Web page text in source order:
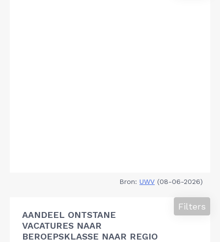
Bron: UWV (08-06-2026)
AANDEEL ONTSTANE
VACATURES NAAR
BEROEPSKLASSE NAAR REGIO
Filters